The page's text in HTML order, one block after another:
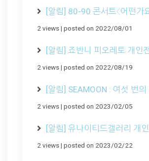
[알림] 80-90 콘서트〈어떤가
2 views| posted on 2022/08/01
[알림] 죠반니 피오레토 개인전
2 views| posted on 2022/08/19
[알림] SEAMOON : 여섯 번의
2 views| posted on 2023/02/05
[알림] 유나이티드갤러리 개
2 views| posted on 2023/02/22